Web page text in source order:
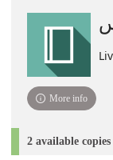
More info
2 available copies